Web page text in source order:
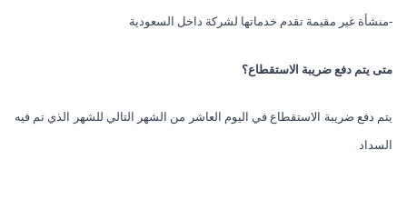
-منشأة غير مقيمة تقدم خدماتها لشركة داخل السعودية
متى يتم دفع ضريبة الاستقطاع؟
يتم دفع ضريبة الاستقطاع في اليوم العاشر من الشهر التالي للشهر الذي تم فيه
السداد